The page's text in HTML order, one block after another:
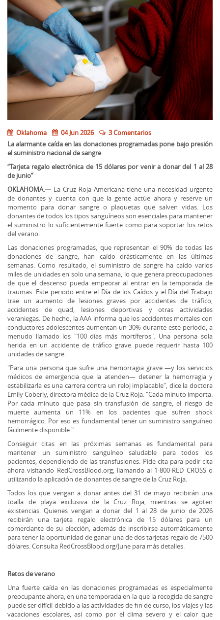
Oklahoma 04 Jun 2026
3 Comentarios
La alarmante caída en las donaciones programadas pone bajo presión
el suministro nacional de sangre
“Tarjeta regalo electrónica de 15 dólares por venir a donar del 1 al 28
de junio”
OKLAHOMA.— La Cruz Roja Americana tiene una necesidad urgente
de donantes y cuenta con que la gente actúe ahora y reserve un
momento para donar sangre o plaquetas que salven vidas. Los
donantes de todos los tipos sanguíneos son esenciales para mantener
el suministro lo suficientemente fuerte como para soportar los retos
del verano.
Las donaciones programadas, que representan el 90% de todas las
donaciones de sangre, han caído drásticamente en las últimas
semanas. Como resultado, el suministro de sangre ha caído varios
miles de unidades en solo una semana, lo que genera preocupaciones
de que el descenso pueda empeorar al entrar en la temporada de
traumas. Este periodo entre el Día de los Caídos y el Día del Trabajo
trae un aumento de lesiones graves por accidentes de tráfico,
accidentes de quad, lesiones deportivas y otras actividades
veraniegas. De hecho, la AAA informa que los accidentes mortales con
conductores adolescentes aumentan un 30% durante este periodo, a
menudo llamado los "100 días más mortíferos". Una persona sola
herida en un accidente de tráfico grave puede requerir hasta 100
unidades de sangre.
"Para una persona que sufre una hemorragia grave —y los servicios
médicos de emergencia que la atenden— detener la hemorragia y
estabilizarla es una carrera contra un reloj implacable", dice la doctora
Emily Coberly, directora médica de la Cruz Roja. "Cada minuto importa.
Por cada minuto que pasa sin transfusión de sangre, el riesgo de
muerte aumenta un 11% en los pacientes que sufren shock
hemorrágico. Por eso es fundamental tener un suministro sanguíneo
fácilmente disponible."
Conseguir citas en las próximas semanas es fundamental para
mantener un suministro sanguíneo saludable para todos los
pacientes, dependiendo de las transfusiones. Pide cita para pedir cita
ahora visitando RedCrossBlood.org, llamando al 1-800-RED CROSS o
utilizando la aplicación de donantes de sangre de la Cruz Roja.
Todos los que vengan a donar antes del 31 de mayo recibirán una
toalla de playa exclusiva de la Cruz Roja, mientras se agoten
existencias. Quienes vengan a donar del 1 al 28 de junio de 2026
recibirán una tarjeta regalo electrónica de 15 dólares para un
comerciante de su elección, además de inscribirse automáticamente
para tener la oportunidad de ganar una de dos tarjetas regalo de 7500
dólares. Consulta RedCrossBlood.org/June para más detalles.
Retos de verano
Una fuerte caída en las donaciones programadas es especialmente
preocupante ahora, en una temporada en la que la recogida de sangre
puede ser difícil debido a las actividades de fin de curso, los viajes y las
vacaciones escolares, así como por el clima severo y el calor que